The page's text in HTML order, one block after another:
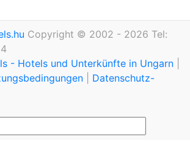
Copyright © 2002 - 2026 Tel:
- Hotels und Unterkünfte in Ungarn
Datenschutz-